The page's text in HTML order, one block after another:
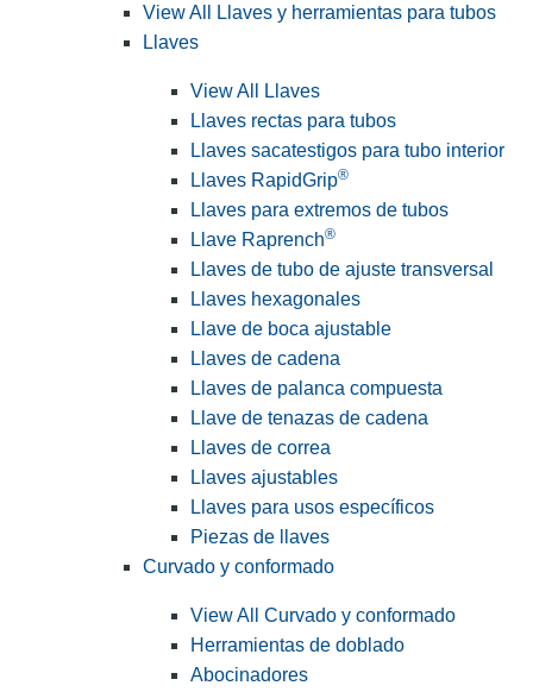
View All Llaves y herramientas para tubos
Llaves
View All Llaves
Llaves rectas para tubos
Llaves sacatestigos para tubo interior
Llaves RapidGrip®
Llaves para extremos de tubos
Llave Raprench®
Llaves de tubo de ajuste transversal
Llaves hexagonales
Llave de boca ajustable
Llaves de cadena
Llaves de palanca compuesta
Llave de tenazas de cadena
Llaves de correa
Llaves ajustables
Llaves para usos específicos
Piezas de llaves
Curvado y conformado
View All Curvado y conformado
Herramientas de doblado
Abocinadores